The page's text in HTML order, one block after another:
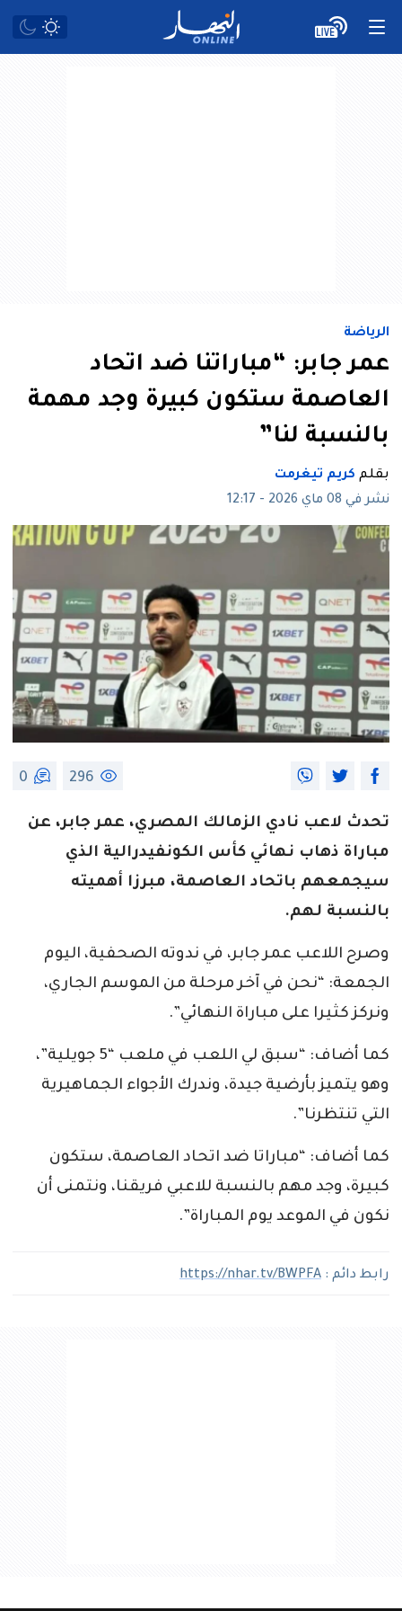
الرياضة
عمر جابر: “مباراتنا ضد اتحاد
العاصمة ستكون كبيرة وجد مهمة
بالنسبة لنا”
بقلم كريم تيغرمت
نشر في 08 ماي 2026 - 12:17
296
0
تحدث لاعب نادي الزمالك المصري، عمر جابر، عن
مباراة ذهاب نهائي كأس الكونفيدرالية الذي
سيجمعهم باتحاد العاصمة، مبرزا أهميته
بالنسبة لهم.
وصرح اللاعب عمر جابر، في ندوته الصحفية، اليوم
الجمعة: “نحن في آخر مرحلة من الموسم الجاري،
ونركز كثيرا على مباراة النهائي”.
كما أضاف: “سبق لي اللعب في ملعب “5 جويلية”،
وهو يتميز بأرضية جيدة، وندرك الأجواء الجماهيرية
التي تنتظرنا”.
كما أضاف: “مباراتا ضد اتحاد العاصمة، ستكون
كبيرة، وجد مهم بالنسبة للاعبي فريقنا، ونتمنى أن
نكون في الموعد يوم المباراة”.
رابط دائم : https://nhar.tv/BWPFA